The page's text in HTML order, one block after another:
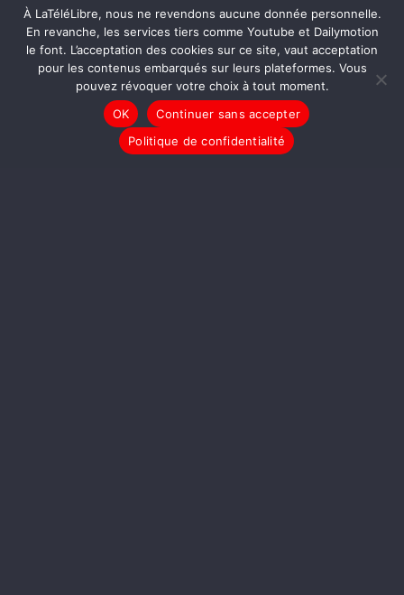
À regarder aussi
CHRONIQUES
[L’ABCDAIRE de la COP]
À LaTéléLibre, nous ne revendons aucune donnée personnelle.
En revanche, les services tiers comme Youtube et Dailymotion
le font. L’acceptation des cookies sur ce site, vaut acceptation
pour les contenus embarqués sur leurs plateformes. Vous
pouvez révoquer votre choix à tout moment.
OK
Continuer sans accepter
Politique de confidentialité